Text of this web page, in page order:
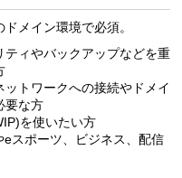
メイン環境で必須。
ティやバックアップなどを重
ットワークへの接続やドメイ
要な方
を使いたい方
eスポーツ、ビジネス、配信